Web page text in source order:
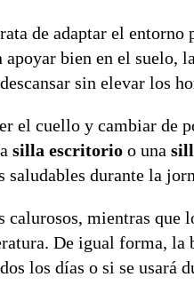
de adaptar el entorno
apoyar bien en el suelo,
sin elevar los
el cuello y cambiar de
silla escritorio o una
durante la
mientras que
De igual forma, la
los días o si se usará